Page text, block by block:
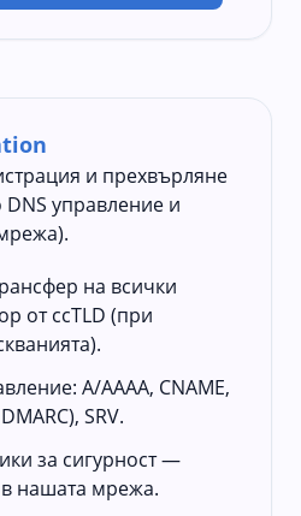
и прехвърляне
управление и
на всички
от ccTLD (при
A/AAAA, CNAME,
SRV.
за сигурност —
нашата мрежа.